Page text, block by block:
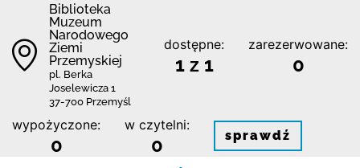
Biblioteka
Muzeum
Narodowego
Ziemi
Przemyskiej
pl. Berka
Joselewicza 1
37-700 Przemyśl
dostępne:
1 z 1
zarezerwowane:
0
wypożyczone:
0
w czytelni:
0 sprawdź